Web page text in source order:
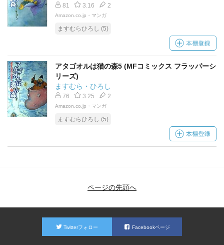
81 3.16 2
Amazon.co.jp・マンガ
ますむらひろし (5)
アタゴオルは猫の森5 (MFコミックス フラッパーシ
リーズ)
ますむら・ひろし
76 3.25 2
Amazon.co.jp・マンガ
ますむらひろし (5)
ページの先頭へ
Twitterフォロー Facebookページ